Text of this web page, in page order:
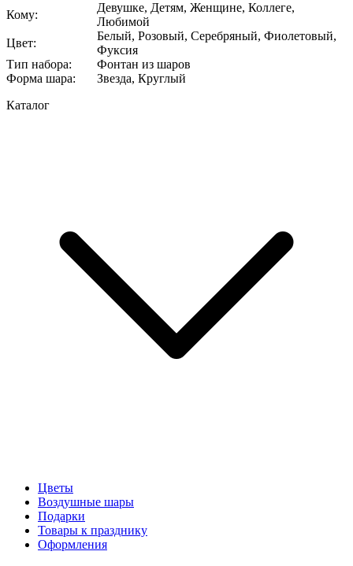
Кому:
Девушке, Детям, Женщине, Коллеге,
Любимой
Цвет:
Белый, Розовый, Серебряный, Фиолетовый,
Фуксия
Тип набора:
Фонтан из шаров
Форма шара:
Звезда, Круглый
Каталог
Цветы
Воздушные шары
Подарки
Товары к празднику
Оформления